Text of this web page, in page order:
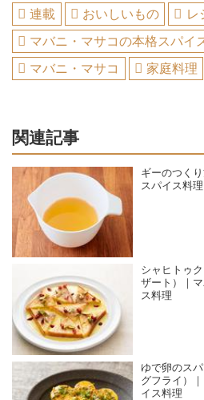
連載 おいしいもの
レ
マバニ・マサコの本格スパイ
マバニ・マサコ
家庭料理
関連記事
ギーのつく
スパイス料理
シャヒトゥ
ザート）｜
ス料理
ゆで卵のス
グフライ）
イス料理